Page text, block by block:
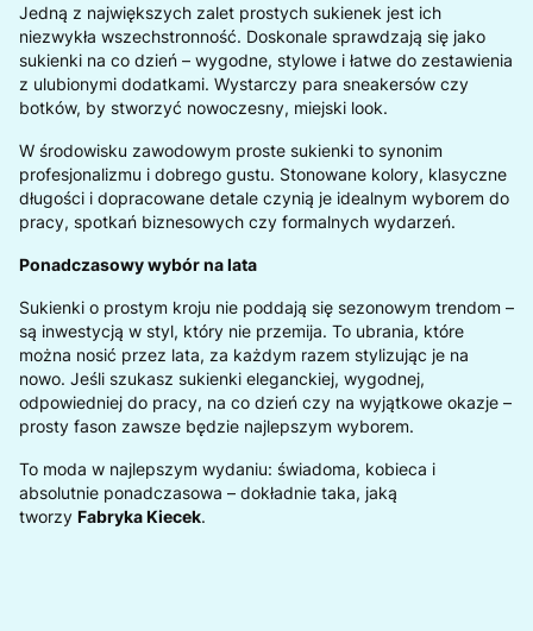
Jedną z największych zalet prostych sukienek jest ich
niezwykła wszechstronność. Doskonale sprawdzają się jako
sukienki na co dzień – wygodne, stylowe i łatwe do zestawienia
z ulubionymi dodatkami. Wystarczy para sneakersów czy
botków, by stworzyć nowoczesny, miejski look.
W środowisku zawodowym proste sukienki to synonim
profesjonalizmu i dobrego gustu. Stonowane kolory, klasyczne
długości i dopracowane detale czynią je idealnym wyborem do
pracy, spotkań biznesowych czy formalnych wydarzeń.
Ponadczasowy wybór na lata
Sukienki o prostym kroju nie poddają się sezonowym trendom –
są inwestycją w styl, który nie przemija. To ubrania, które
można nosić przez lata, za każdym razem stylizując je na
nowo. Jeśli szukasz sukienki eleganckiej, wygodnej,
odpowiedniej do pracy, na co dzień czy na wyjątkowe okazje –
prosty fason zawsze będzie najlepszym wyborem.
To moda w najlepszym wydaniu: świadoma, kobieca i
absolutnie ponadczasowa – dokładnie taka, jaką
tworzy Fabryka Kiecek.